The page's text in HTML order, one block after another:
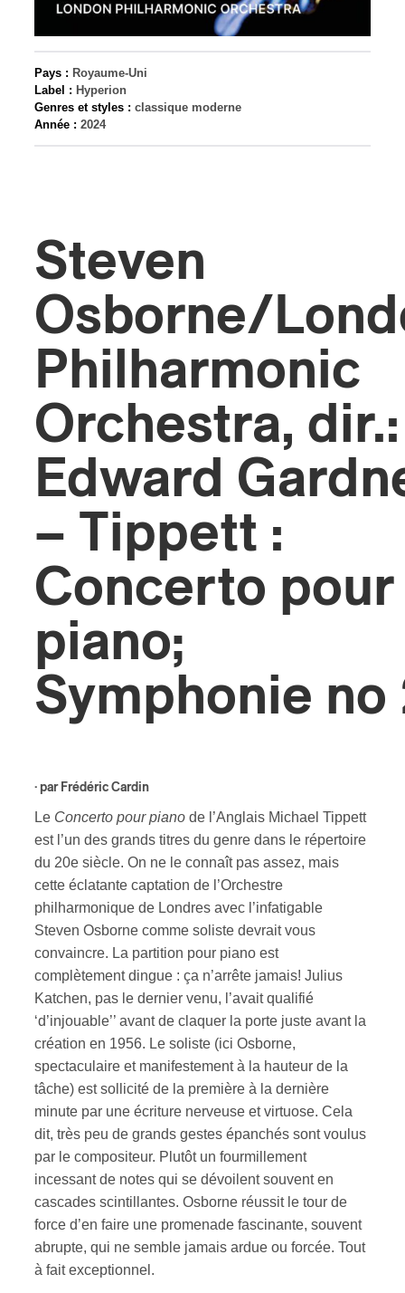
Pays : Royaume-Uni
Label : Hyperion
Genres et styles : classique moderne
Année : 2024
Steven
Osborne/
Philharmonic
Orchestra, dir.:
Edward
– Tippett :
Concerto pour
piano;
Symphonie no
· par Frédéric Cardin
Le Concerto pour piano de l’Anglais Michael Tippett
est l’un des grands titres du genre dans le répertoire
du 20e siècle. On ne le connaît pas assez, mais
cette éclatante captation de l’Orchestre
philharmonique de Londres avec l’infatigable
Steven Osborne comme soliste devrait vous
convaincre. La partition pour piano est
complètement dingue : ça n’arrête jamais! Julius
Katchen, pas le dernier venu, l’avait qualifié
‘d’injouable’’ avant de claquer la porte juste avant la
création en 1956. Le soliste (ici Osborne,
spectaculaire et manifestement à la hauteur de la
tâche) est sollicité de la première à la dernière
minute par une écriture nerveuse et virtuose. Cela
dit, très peu de grands gestes épanchés sont voulus
par le compositeur. Plutôt un fourmillement
incessant de notes qui se dévoilent souvent en
cascades scintillantes. Osborne réussit le tour de
force d’en faire une promenade fascinante, souvent
abrupte, qui ne semble jamais ardue ou forcée. Tout
à fait exceptionnel.